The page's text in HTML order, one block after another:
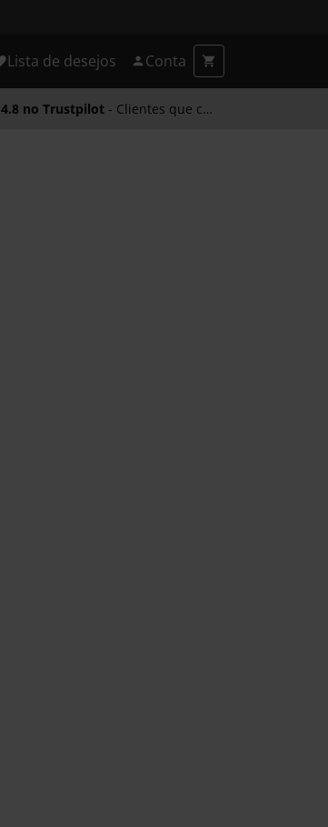
Lista de desejos Conta
4.8 no Trustpilot - Clientes que confiam em nós